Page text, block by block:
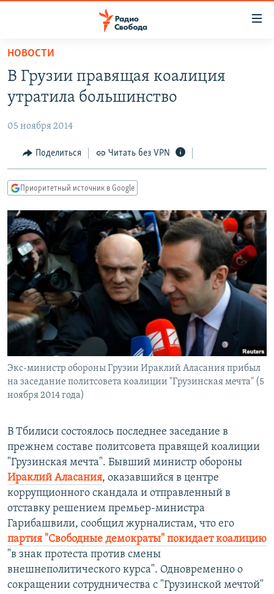
упрощенного
доступа
основному
Вернутся
главной
навигации
Вернутся
поиску
ПОДКАСТЫ
АВТОРСКИЕ ПРОЕКТЫ
ЦИТАТЫ СВОБОДЫ
МНЕНИЯ
IDEL.РЕАЛИИ
КАВКАЗ.РЕАЛИИ
СЕВЕР.РЕАЛИИ
СИБИРЬ.РЕАЛИИ
РАСПИСАНИЕ ВЕЩАНИЯ
ПОДПИШИТЕСЬ НА РАССЫЛКУ
СОЦИАЛЬНЫЕ СЕТИ
Все сайты РСЕ/РС
НОВОСТИ
В Грузии правящая коалиция
утратила большинство
05 ноября 2014
Поделиться Читать без VPN
Приоритетный источник в Google
Экс-министр обороны Грузии Ираклий Аласания прибыл
на заседание политсовета коалиции "Грузинская мечта" (5
ноября 2014 года)
В Тбилиси состоялось последнее заседание в
прежнем составе политсовета правящей коалиции
"Грузинская мечта". Бывший министр обороны
Ираклий Аласания, оказавшийся в центре
коррупционного скандала и отправленный в
отставку решением премьер-министра
Гарибашвили, сообщил журналистам, что его
партия "Свободные демократы" покидает коалицию
"в знак протеста против смены
внешнеполитического курса". Одновременно о
сокращении сотрудничества с "Грузинской мечтой"